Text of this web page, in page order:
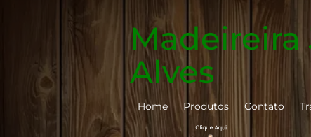
Madeireira
Alves
Home Produtos Contato